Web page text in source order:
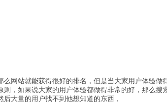
网站就能获得很好的排名，但是当大家用户体验做
，如果说大家的用户体验都做得非常的好，那么搜
大量的用户找不到他想知道的东西，